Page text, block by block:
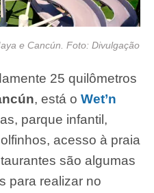
e Cancún. Foto: Divulgação
25 quilômetros
, está o Wet’n
parque infantil,
acesso à praia
são algumas
para realizar no